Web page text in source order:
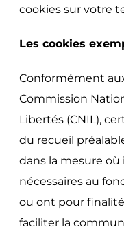
cookies sur votre
Les cookies
Conformément
Commission
Libertés (CNIL),
du recueil
dans la mesure
nécessaires au
ou ont pour
faciliter la